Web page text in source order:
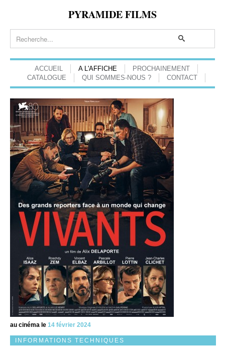
PYRAMIDE FILMS
ACCUEIL A L'AFFICHE
PROCHAINEMENT
CATALOGUE
QUI SOMMES-NOUS ? CONTACT
au cinéma le 14 février 2024
INFORMATIONS TECHNIQUES